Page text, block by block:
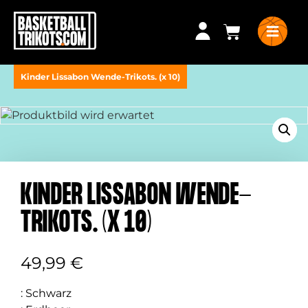
Kinder Lissabon Wende-Trikots. (x 10)
KINDER LISSABON WENDE-
TRIKOTS. (X 10)
49,99 €
: Schwarz